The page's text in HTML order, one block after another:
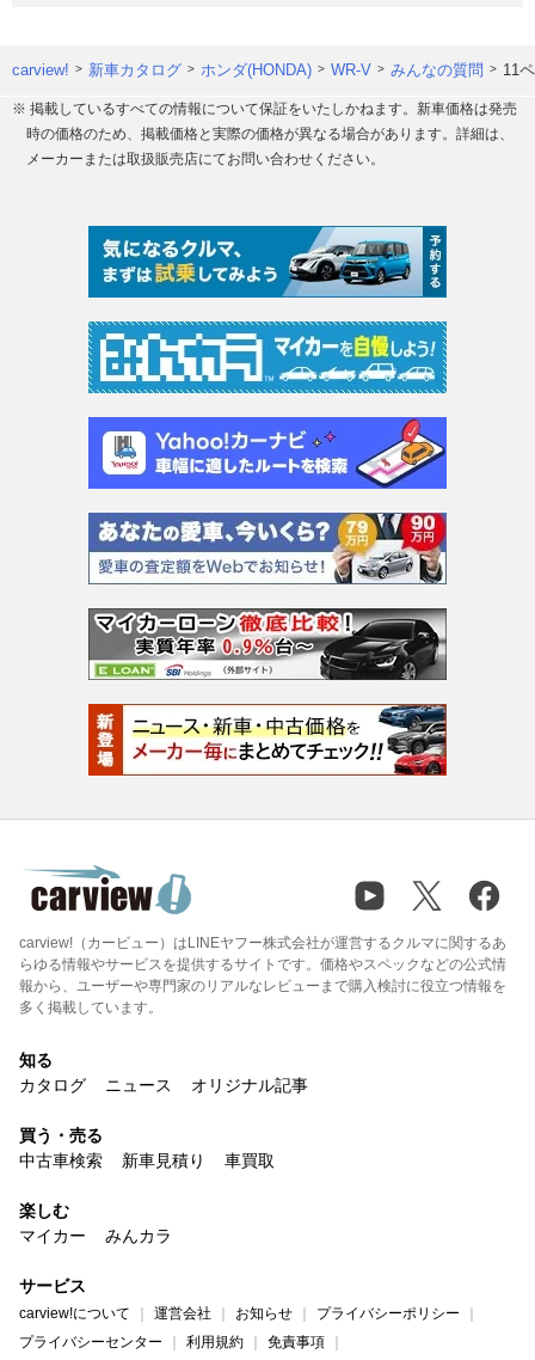
carview! 新車カタログ ホンダ(HONDA) WR-V みんなの質問 11
※ 掲載しているすべての情報について保証をいたしかねます。新車価格は発売
時の価格のため、掲載価格と実際の価格が異なる場合があります。詳細は、
メーカーまたは取扱販売店にてお問い合わせください。
carview!（カービュー）はLINEヤフー株式会社が運営するクルマに関するあ
らゆる情報やサービスを提供するサイトです。価格やスペックなどの公式情
報から、ユーザーや専門家のリアルなレビューまで購入検討に役立つ情報を
多く掲載しています。
知る
カタログ
ニュース オリジナル記事
買う・売る
中古車検索
新車見積り 車買取
楽しむ
マイカー
みんカラ
サービス
carview!について 運営会社 お知らせ
プライバシーポリシー
プライバシーセンター
利用規約 免責事項